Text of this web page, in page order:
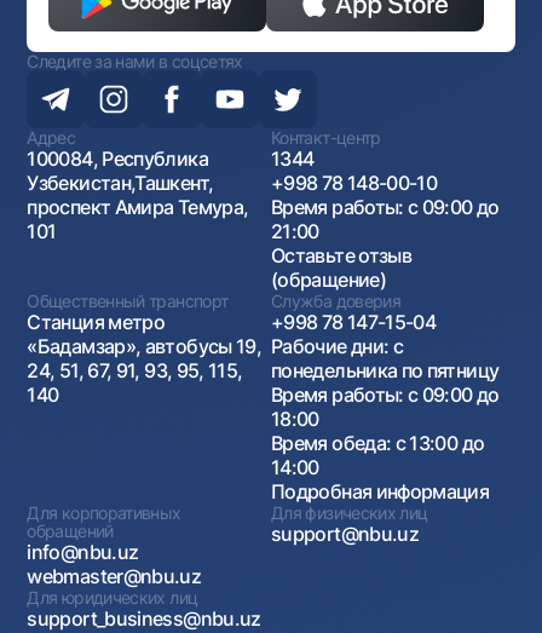
Следите за нами в соцсетях
Адрес
100084, Республика
Узбекистан,Ташкент,
проспект Амира Темура,
101
Контакт-центр
1344
+998 78 148-00-10
Время работы: с 09:00 до
21:00
Оставьте отзыв
(обращение)
Общественный транспорт
Станция метро
«Бадамзар», автобусы 19,
24, 51, 67, 91, 93, 95, 115,
140
Служба доверия
+998 78 147-15-04
Рабочие дни: с
понедельника по пятницу
Время работы: с 09:00 до
18:00
Время обеда: с 13:00 до
14:00
Подробная информация
Для корпоративных
обращений
info@nbu.uz
webmaster@nbu.uz
Для физических лиц
support@nbu.uz
Для юридических лиц
support_business@nbu.uz